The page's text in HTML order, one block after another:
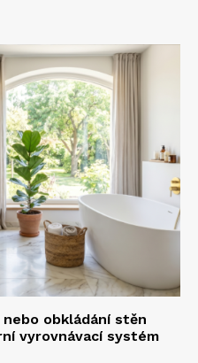
obkládání stěn
vyrovnávací systém